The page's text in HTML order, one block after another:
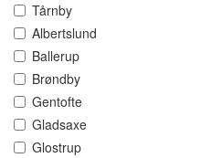
Tårnby
Albertslund
Ballerup
Brøndby
Gentofte
Gladsaxe
Glostrup